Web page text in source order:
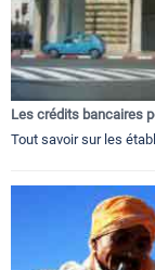
Les crédits bancaires
Tout savoir sur les